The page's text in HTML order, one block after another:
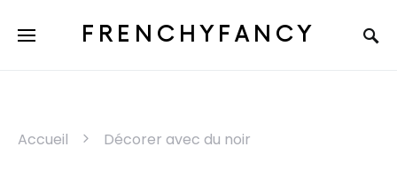
FRENCHYFANCY
Accueil Décorer avec du noir